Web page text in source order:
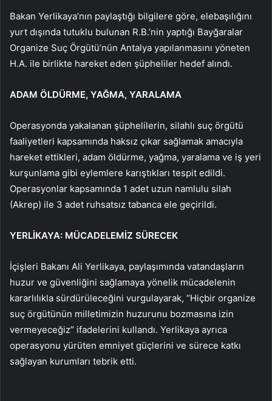
Bakan Yerlikaya’nın paylaştığı bilgilere göre, elebaşılığını
yurt dışında tutuklu bulunan R.B.’nin yaptığı Bayğaralar
Organize Suç Örgütü’nün Antalya yapılanmasını yöneten
H.A. ile birlikte hareket eden şüpheliler hedef alındı.
ADAM ÖLDÜRME, YAĞMA, YARALAMA
Operasyonda yakalanan şüphelilerin, silahlı suç örgütü
faaliyetleri kapsamında haksız çıkar sağlamak amacıyla
hareket ettikleri, adam öldürme, yağma, yaralama ve iş yeri
kurşunlama gibi eylemlere karıştıkları tespit edildi.
Operasyonlar kapsamında 1 adet uzun namlulu silah
(Akrep) ile 3 adet ruhsatsız tabanca ele geçirildi.
YERLİKAYA: MÜCADELEMİZ SÜRECEK
İçişleri Bakanı Ali Yerlikaya, paylaşımında vatandaşların
huzur ve güvenliğini sağlamaya yönelik mücadelenin
kararlılıkla sürdürüleceğini vurgulayarak, “Hiçbir organize
suç örgütünün milletimizin huzurunu bozmasına izin
vermeyeceğiz” ifadelerini kullandı. Yerlikaya ayrıca
operasyonu yürüten emniyet güçlerini ve sürece katkı
sağlayan kurumları tebrik etti.